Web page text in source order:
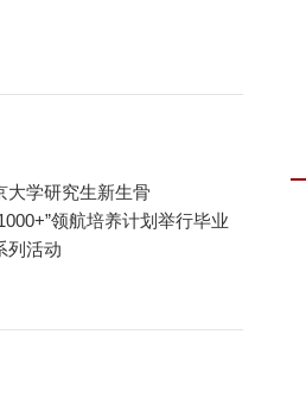
大学研究生新生骨
领航培养计划举行毕业
列活动